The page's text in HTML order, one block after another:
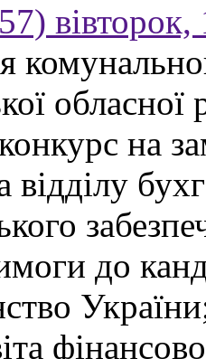
вівторок,
обласної
на
відділу
до